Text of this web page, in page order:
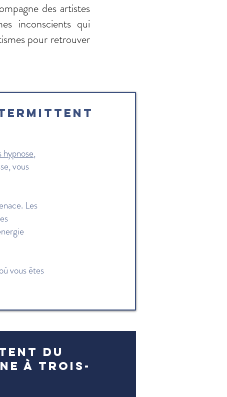
des artistes
inconscients qui
pour retrouver
hypnose,
vous
Les
vous êtes
du
à Trois-